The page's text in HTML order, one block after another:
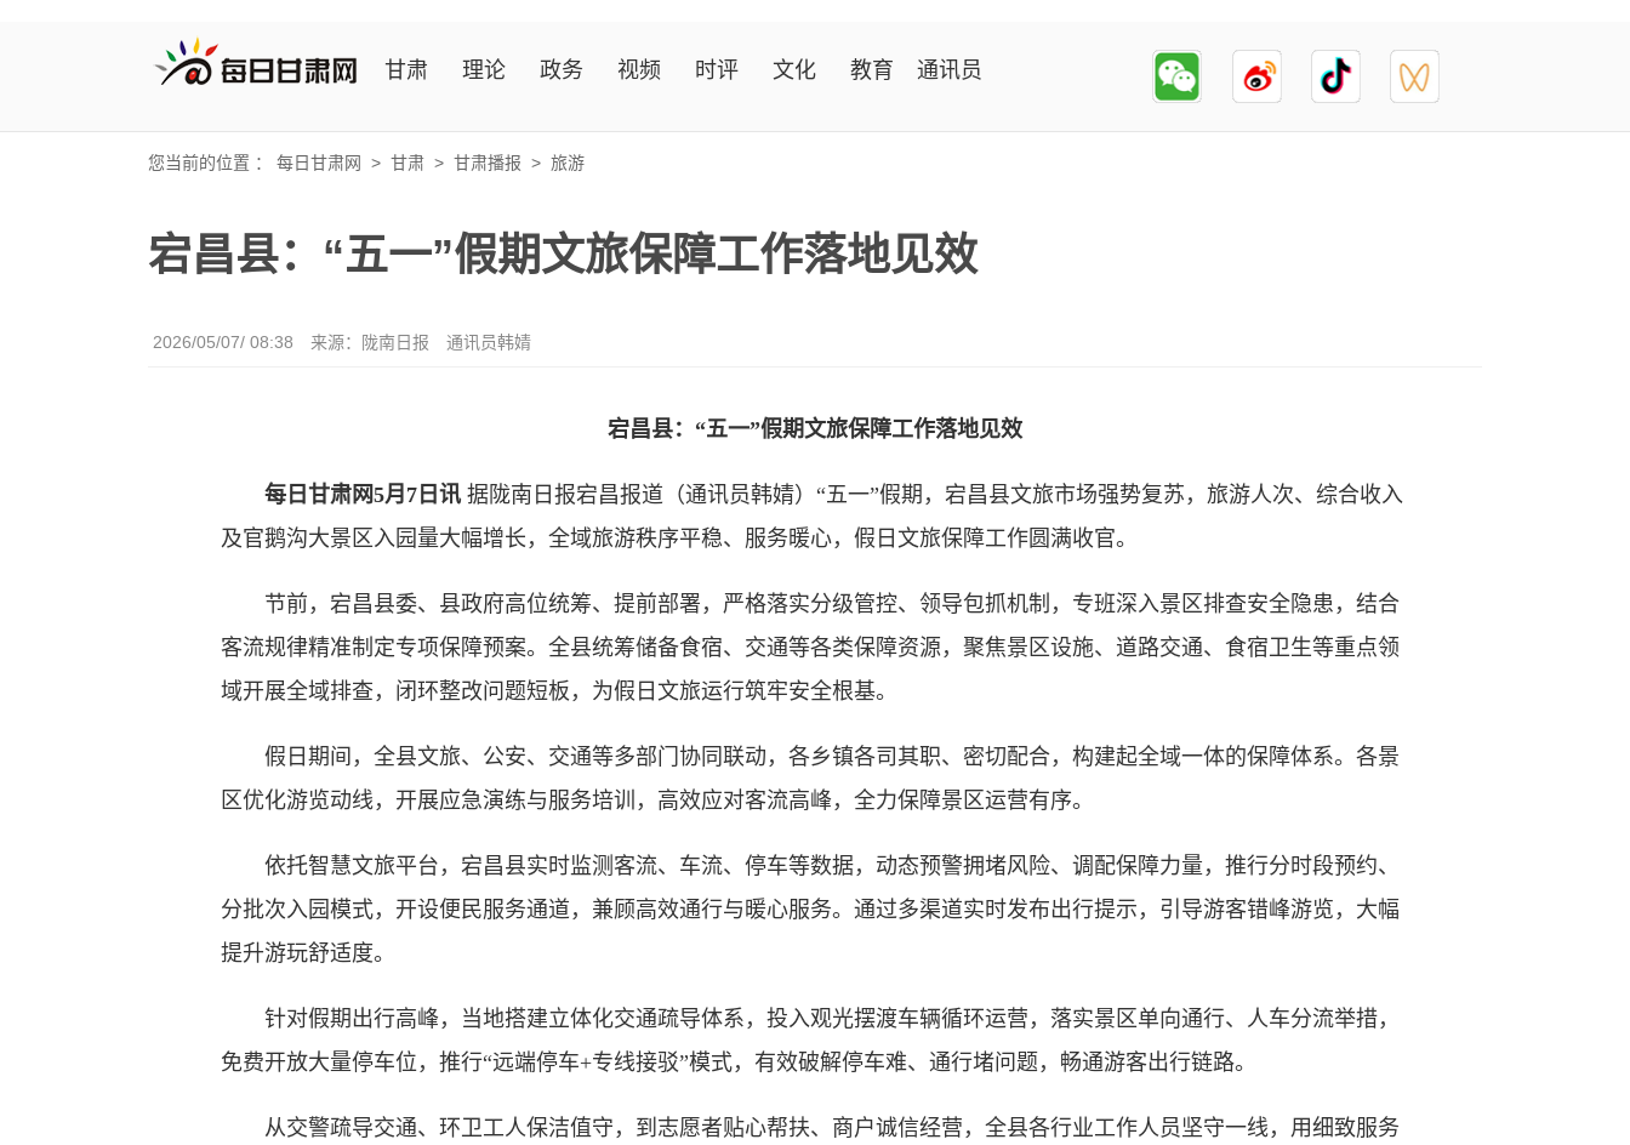
甘肃 理论 政务 视频 时评 文化 教育 通讯员
您当前的位置 ： 每日甘肃网 > 甘肃 > 甘肃播报 > 旅游
宕昌县：“五一”假期文旅保障工作落地见效
2026/05/07/ 08:38 来源：陇南日报 通讯员韩婧
宕昌县：“五一”假期文旅保障工作落地见效
每日甘肃网5月7日讯 据陇南日报宕昌报道（通讯员韩婧）“五一”假期，宕昌县文旅市场强势复苏，旅游人次、综合收入
及官鹅沟大景区入园量大幅增长，全域旅游秩序平稳、服务暖心，假日文旅保障工作圆满收官。
节前，宕昌县委、县政府高位统筹、提前部署，严格落实分级管控、领导包抓机制，专班深入景区排查安全隐患，结合
客流规律精准制定专项保障预案。全县统筹储备食宿、交通等各类保障资源，聚焦景区设施、道路交通、食宿卫生等重点领
域开展全域排查，闭环整改问题短板，为假日文旅运行筑牢安全根基。
假日期间，全县文旅、公安、交通等多部门协同联动，各乡镇各司其职、密切配合，构建起全域一体的保障体系。各景
区优化游览动线，开展应急演练与服务培训，高效应对客流高峰，全力保障景区运营有序。
依托智慧文旅平台，宕昌县实时监测客流、车流、停车等数据，动态预警拥堵风险、调配保障力量，推行分时段预约、
分批次入园模式，开设便民服务通道，兼顾高效通行与暖心服务。通过多渠道实时发布出行提示，引导游客错峰游览，大幅
提升游玩舒适度。
针对假期出行高峰，当地搭建立体化交通疏导体系，投入观光摆渡车辆循环运营，落实景区单向通行、人车分流举措，
免费开放大量停车位，推行“远端停车+专线接驳”模式，有效破解停车难、通行堵问题，畅通游客出行链路。
从交警疏导交通、环卫工人保洁值守，到志愿者贴心帮扶、商户诚信经营，全县各行业工作人员坚守一线，用细致服务